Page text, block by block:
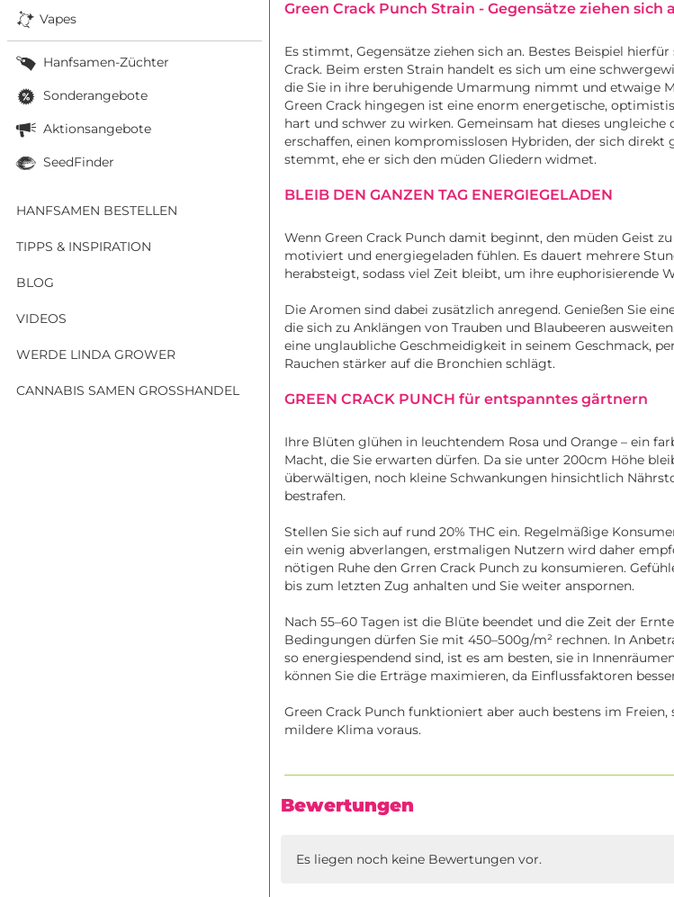
Green Crack Punch Strain - Gegensätze ziehen sich
Es stimmt, Gegensätze ziehen sich an. Bestes Beispiel
Crack. Beim ersten Strain handelt es sich um eine
die Sie in ihre beruhigende Umarmung nimmt und etwaige
Green Crack hingegen ist eine enorm energetische,
hart und schwer zu wirken. Gemeinsam hat dieses ungleiche
erschaffen, einen kompromisslosen Hybriden, der sich
stemmt, ehe er sich den müden Gliedern widmet.
BLEIB DEN GANZEN TAG ENERGIEGELADEN
Wenn Green Crack Punch damit beginnt, den müden Geist
motiviert und energiegeladen fühlen. Es dauert mehrere
herabsteigt, sodass viel Zeit bleibt, um ihre euphorisierende
Die Aromen sind dabei zusätzlich anregend. Genießen Sie
die sich zu Anklängen von Trauben und Blaubeeren
eine unglaubliche Geschmeidigkeit in seinem Geschmack,
Rauchen stärker auf die Bronchien schlägt.
GREEN CRACK PUNCH für entspanntes gärtnern
Ihre Blüten glühen in leuchtendem Rosa und Orange – ein
Macht, die Sie erwarten dürfen. Da sie unter 200cm Höhe
überwältigen, noch kleine Schwankungen hinsichtlich
bestrafen.
Stellen Sie sich auf rund 20% THC ein. Regelmäßige
ein wenig abverlangen, erstmaligen Nutzern wird daher
nötigen Ruhe den Grren Crack Punch zu konsumieren.
bis zum letzten Zug anhalten und Sie weiter anspornen.
Nach 55–60 Tagen ist die Blüte beendet und die Zeit der
Bedingungen dürfen Sie mit 450–500g/m² rechnen. In
so energiespendend sind, ist es am besten, sie in
können Sie die Erträge maximieren, da Einflussfaktoren
Green Crack Punch funktioniert aber auch bestens im Freien,
mildere Klima voraus.
Bewertungen
Es liegen noch keine Bewertungen vor.
Vapes
Hanfsamen-Züchter
Sonderangebote
Aktionsangebote
SeedFinder
HANFSAMEN BESTELLEN
TIPPS & INSPIRATION
BLOG
VIDEOS
WERDE LINDA GROWER
CANNABIS SAMEN GROSSHANDEL